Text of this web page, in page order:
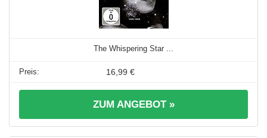
The Whispering Star ...
16,99 €
ZUM ANGEBOT »